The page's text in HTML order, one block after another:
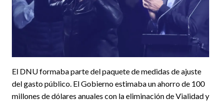
El DNU formaba parte del paquete de medidas de ajuste
del gasto público. El Gobierno estimaba un ahorro de 100
millones de dólares anuales con la eliminación de Vialidad y